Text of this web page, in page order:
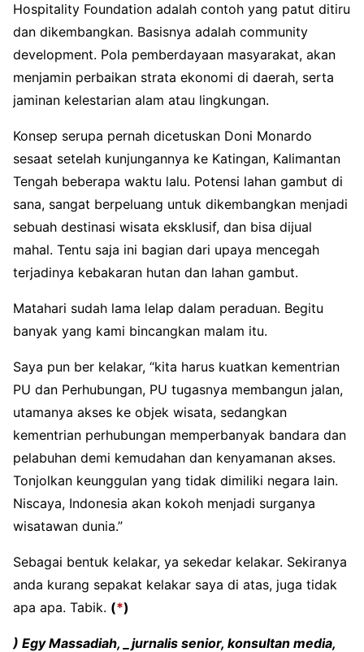
Hospitality Foundation adalah contoh yang patut ditiru
dan dikembangkan. Basisnya adalah community
development. Pola pemberdayaan masyarakat, akan
menjamin perbaikan strata ekonomi di daerah, serta
jaminan kelestarian alam atau lingkungan.
Konsep serupa pernah dicetuskan Doni Monardo
sesaat setelah kunjungannya ke Katingan, Kalimantan
Tengah beberapa waktu lalu. Potensi lahan gambut di
sana, sangat berpeluang untuk dikembangkan menjadi
sebuah destinasi wisata eksklusif, dan bisa dijual
mahal. Tentu saja ini bagian dari upaya mencegah
terjadinya kebakaran hutan dan lahan gambut.
Matahari sudah lama lelap dalam peraduan. Begitu
banyak yang kami bincangkan malam itu.
Saya pun ber kelakar, “kita harus kuatkan kementrian
PU dan Perhubungan, PU tugasnya membangun jalan,
utamanya akses ke objek wisata, sedangkan
kementrian perhubungan memperbanyak bandara dan
pelabuhan demi kemudahan dan kenyamanan akses.
Tonjolkan keunggulan yang tidak dimiliki negara lain.
Niscaya, Indonesia akan kokoh menjadi surganya
wisatawan dunia.”
Sebagai bentuk kelakar, ya sekedar kelakar. Sekiranya
anda kurang sepakat kelakar saya di atas, juga tidak
apa apa. Tabik. (*)
) Egy Massadiah, _jurnalis senior, konsultan media,